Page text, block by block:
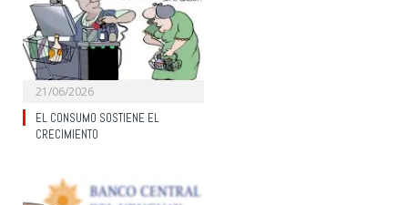
21/06/2026
EL CONSUMO SOSTIENE EL
CRECIMIENTO